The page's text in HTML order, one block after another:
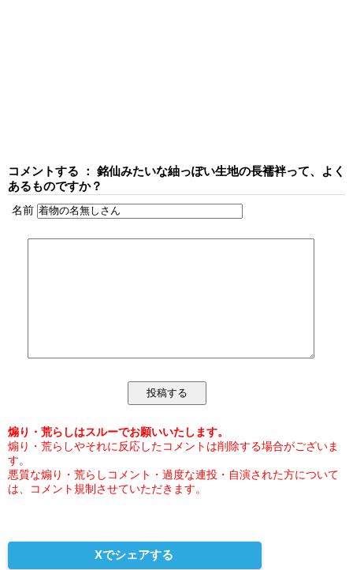
コメントする ： 銘仙みたいな紬っぽい生地の長襦袢って、よく
あるものですか？
名前
煽り・荒らしはスルーでお願いいたします。
煽り・荒らしやそれに反応したコメントは削除する場合がございま
す。
悪質な煽り・荒らしコメント・過度な連投・自演された方について
は、コメント規制させていただきます。
Xでシェアする